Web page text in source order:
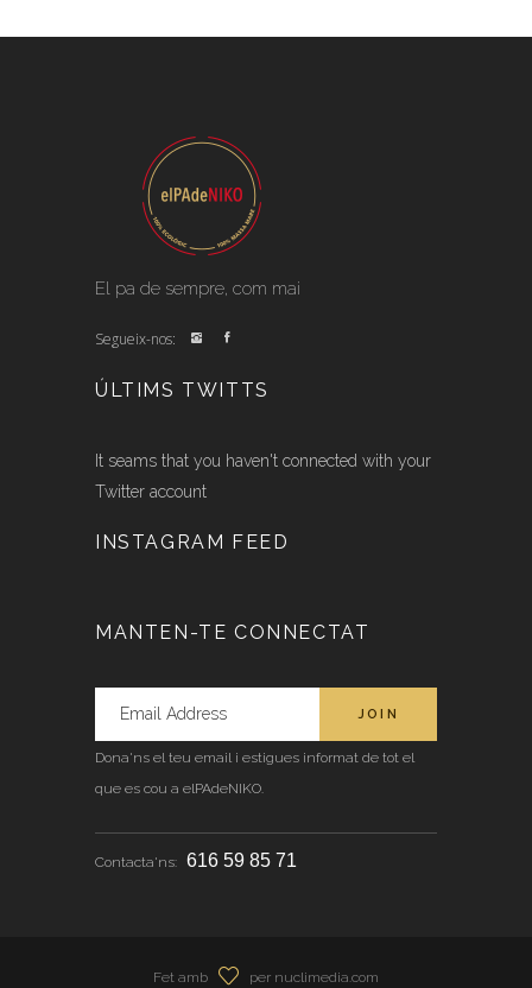
El pa de sempre, com mai
Segueix-nos:
ÚLTIMS TWITTS
It seams that you haven't connected with your
Twitter account
INSTAGRAM FEED
MANTEN-TE CONNECTAT
Dona'ns el teu email i estigues informat de tot el
que es cou a elPAdeNIKO.
Contacta'ns: 616 59 85 71
Fet amb per nuclimedia.com